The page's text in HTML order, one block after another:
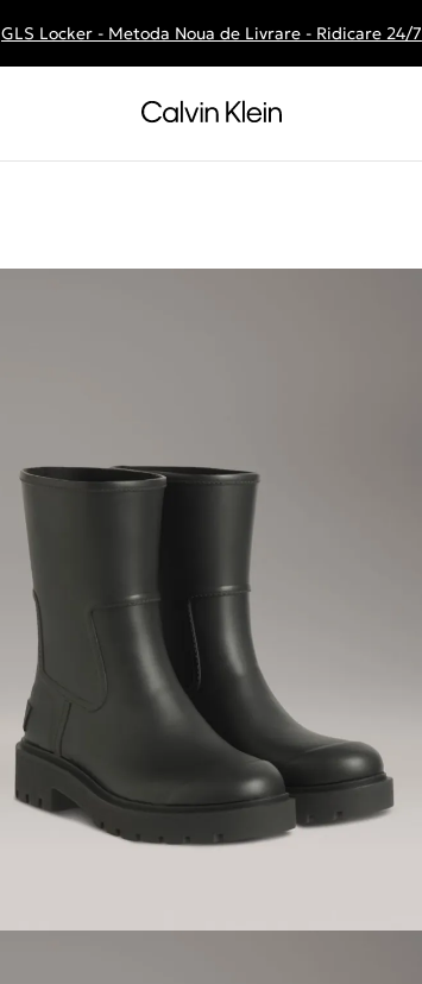
Livrare gratuita la comenzile de peste 250 RON
GLS Locker - Metoda Noua de Livrare - Ridicare 24/7